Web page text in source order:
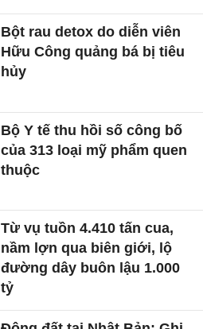
Bột rau detox do diễn viên
Hữu Công quảng bá bị tiêu
hủy
Bộ Y tế thu hồi số công bố
của 313 loại mỹ phẩm quen
thuộc
Từ vụ tuồn 4.410 tấn cua,
nầm lợn qua biên giới, lộ
đường dây buôn lậu 1.000
tỷ